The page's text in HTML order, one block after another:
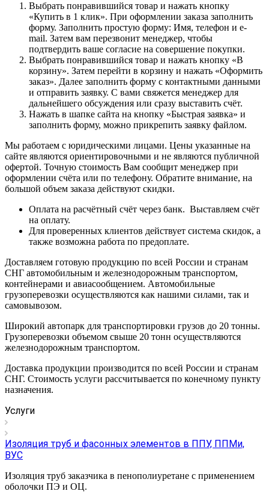
Выбрать понравившийся товар и нажать кнопку
«Купить в 1 клик». При оформлении заказа заполнить
форму. Заполнить простую форму: Имя, телефон и e-
mail. Затем вам перезвонит менеджер, чтобы
подтвердить ваше согласие на совершение покупки.
Выбрать понравившийся товар и нажать кнопку «В
корзину». Затем перейти в корзину и нажать «Оформить
заказ». Далее заполнить форму с контактными данными
и отправить заявку. С вами свяжется менеджер для
дальнейшего обсуждения или сразу выставить счёт.
Нажать в шапке сайта на кнопку «Быстрая заявка» и
заполнить форму, можно прикрепить заявку файлом.
Мы работаем с юридическими лицами. Цены указанные на
сайте являются ориентировочными и не являются публичной
офертой. Точную стоимость Вам сообщит менеджер при
оформлении счёта или по телефону. Обратите внимание, на
большой объем заказа действуют скидки.
Оплата на расчётный счёт через банк. Выставляем счёт
на оплату.
Для проверенных клиентов действует система скидок, а
также возможна работа по предоплате.
Доставляем готовую продукцию по всей России и странам
СНГ автомобильным и железнодорожным транспортом,
контейнерами и авиасообщением. Автомобильные
грузоперевозки осуществляются как нашими силами, так и
самовывозом.
Широкий автопарк для транспортировки грузов до 20 тонны.
Грузоперевозки объемом свыше 20 тонн осуществляются
железнодорожным транспортом.
Доставка продукции производится по всей России и странам
СНГ. Стоимость услуги рассчитывается по конечному пункту
назначения.
Услуги
Изоляция труб и фасонных элементов в ППУ, ППМи,
ВУС
Изоляция труб заказчика в пенополиуретане с применением
оболочки ПЭ и ОЦ.